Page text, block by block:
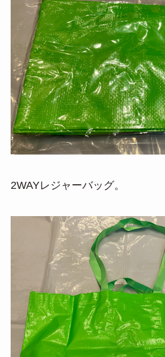
2WAYレジャーバッグ。